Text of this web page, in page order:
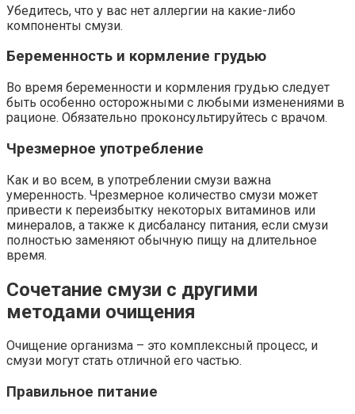
Убедитесь, что у вас нет аллергии на какие-либо
компоненты смузи.
Беременность и кормление грудью
Во время беременности и кормления грудью следует
быть особенно осторожными с любыми изменениями в
рационе. Обязательно проконсультируйтесь с врачом.
Чрезмерное употребление
Как и во всем, в употреблении смузи важна
умеренность. Чрезмерное количество смузи может
привести к переизбытку некоторых витаминов или
минералов, а также к дисбалансу питания, если смузи
полностью заменяют обычную пищу на длительное
время.
Сочетание смузи с другими
методами очищения
Очищение организма – это комплексный процесс, и
смузи могут стать отличной его частью.
Правильное питание